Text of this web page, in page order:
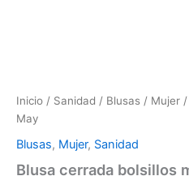
Inicio / Sanidad / Blusas / Mujer
May
Blusas, Mujer, Sanidad
Blusa cerrada bolsillos